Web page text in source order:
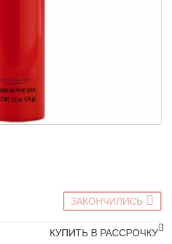
ЗАКОНЧИЛИСЬ
КУПИТЬ В РАССРОЧКУ